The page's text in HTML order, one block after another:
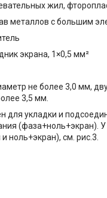
жил,
металлов с большим
экрана, 1×0,5 мм²
не более 3,0 мм,
3,5 мм.
укладки и
(фаза+ноль+экран).
ноль+экран), см. рис.3.